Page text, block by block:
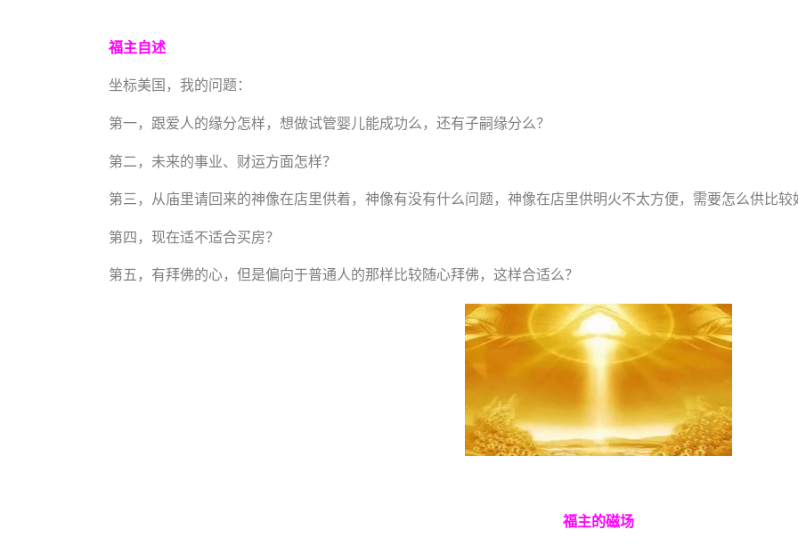
福主自述
坐标美国，我的问题：
第一，跟爱人的缘分怎样，想做试管婴儿能成功么，还有子嗣缘分么？
第二，未来的事业、财运方面怎样？
第三，从庙里请回来的神像在店里供着，神像有没有什么问题，神像在店里供明火不太方便，需要怎么供比较
第四，现在适不适合买房？
第五，有拜佛的心，但是偏向于普通人的那样比较随心拜佛，这样合适么？
福主的磁场